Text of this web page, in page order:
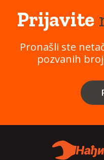
Prijavite
Pronašli ste
pozvanih